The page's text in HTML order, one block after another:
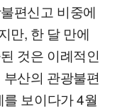
편신고 비중에
만, 한 달 만에
것은 이례적인
산의 관광불편
보이다가 4월